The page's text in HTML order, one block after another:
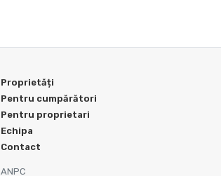
Proprietăți
Pentru cumpărători
Pentru proprietari
Echipa
Contact
ANPC